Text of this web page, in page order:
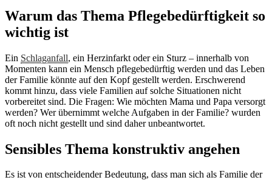
Warum das Thema Pflegebedürftigkeit so
wichtig ist
Ein Schlaganfall, ein Herzinfarkt oder ein Sturz – innerhalb von
Momenten kann ein Mensch pflegebedürftig werden und das Leben
der Familie könnte auf den Kopf gestellt werden. Erschwerend
kommt hinzu, dass viele Familien auf solche Situationen nicht
vorbereitet sind. Die Fragen: Wie möchten Mama und Papa versorgt
werden? Wer übernimmt welche Aufgaben in der Familie? wurden
oft noch nicht gestellt und sind daher unbeantwortet.
Sensibles Thema konstruktiv angehen
Es ist von entscheidender Bedeutung, dass man sich als Familie der